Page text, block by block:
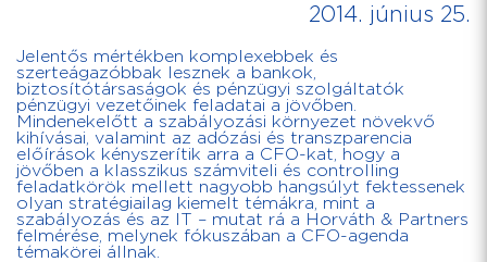
2014. június 25.
Jelentős mértékben komplexebbek és
szerteágazóbbak lesznek a bankok,
biztosítótársaságok és pénzügyi szolgáltatók
pénzügyi vezetőinek feladatai a jövőben.
Mindenekelőtt a szabályozási környezet növekvő
kihívásai, valamint az adózási és transzparencia
előírások kényszerítik arra a CFO-kat, hogy a
jövőben a klasszikus számviteli és controlling
feladatkörök mellett nagyobb hangsúlyt fektessenek
olyan stratégiailag kiemelt témákra, mint a
szabályozás és az IT – mutat rá a Horváth & Partners
felmérése, melynek fókuszában a CFO-agenda
témakörei állnak.